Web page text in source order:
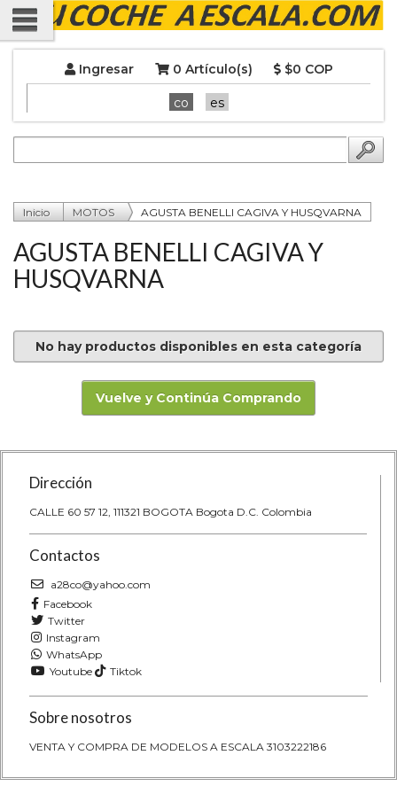
Ingresar 0 Artículo(s) $0 COP
co es
Inicio MOTOS AGUSTA BENELLI CAGIVA Y HUSQVARNA
AGUSTA BENELLI CAGIVA Y
HUSQVARNA
No hay productos disponibles en esta categoría
Vuelve y Continúa Comprando
Dirección
CALLE 60 57 12, 111321 BOGOTA Bogota D.C. Colombia
Contactos
a28co@yahoo.com
Facebook
Twitter
Instagram
WhatsApp
Youtube
Tiktok
Sobre nosotros
VENTA Y COMPRA DE MODELOS A ESCALA 3103222186